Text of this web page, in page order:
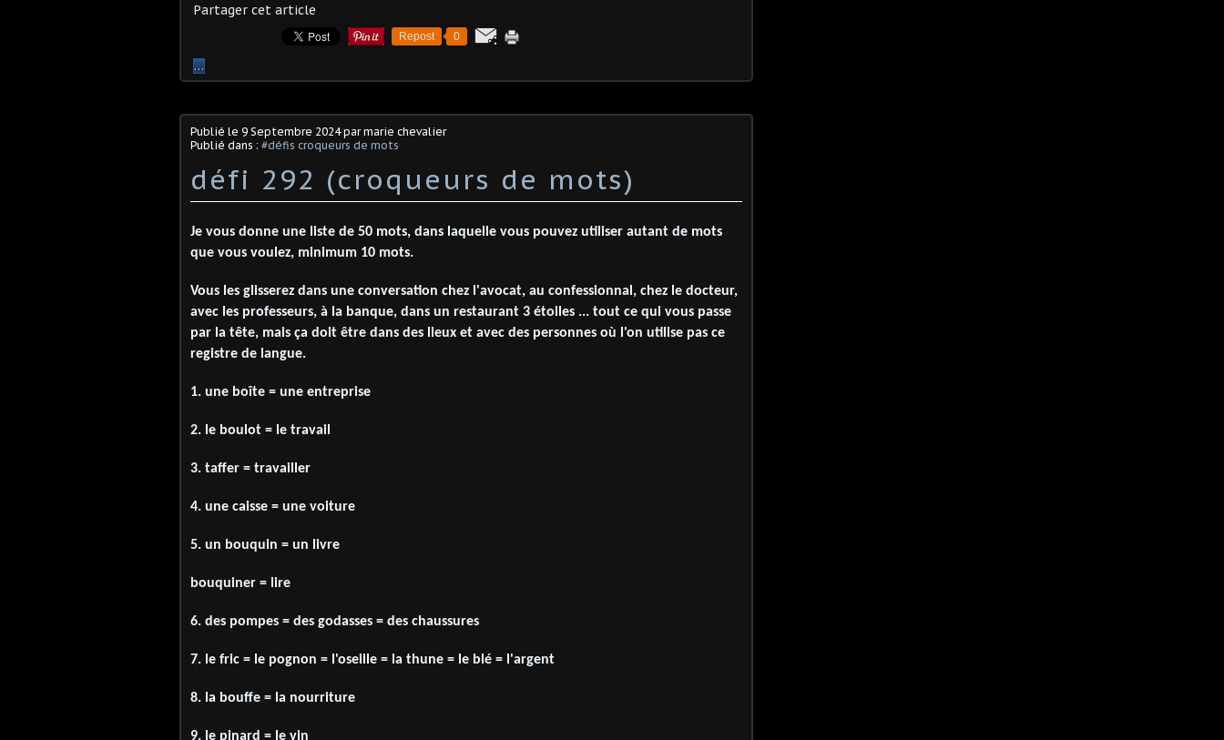
Partager cet article
Repost 0
…
Publié le 9 Septembre 2024par marie chevalier
Publié dans : #défis croqueurs de mots
défi 292 (croqueurs de mots)
Je vous donne une liste de 50 mots, dans laquelle vous pouvez utiliser autant de mots
que vous voulez, minimum 10 mots.
Vous les glisserez dans une conversation chez l'avocat, au confessionnal, chez le docteur,
avec les professeurs, à la banque, dans un restaurant 3 étoiles ... tout ce qui vous passe
par la tête, mais ça doit être dans des lieux et avec des personnes où l'on utilise pas ce
registre de langue.
1. une boîte = une entreprise
2. le boulot = le travail
3. taffer = travailler
4. une caisse = une voiture
5. un bouquin = un livre
bouquiner = lire
6. des pompes = des godasses = des chaussures
7. le fric = le pognon = l'oseille = la thune = le blé = l'argent
8. la bouffe = la nourriture
9. le pinard = le vin